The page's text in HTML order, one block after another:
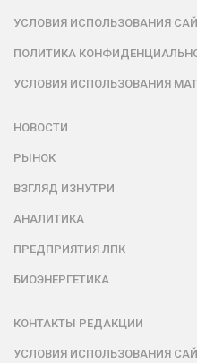
УСЛОВИЯ ИСПОЛЬЗОВАНИЯ
ПОЛИТИКА
УСЛОВИЯ ИСПОЛЬЗОВАНИЯ
НОВОСТИ
РЫНОК
ВЗГЛЯД ИЗНУТРИ
АНАЛИТИКА
ПРЕДПРИЯТИЯ ЛПК
БИОЭНЕРГЕТИКА
КОНТАКТЫ РЕДАКЦИИ
УСЛОВИЯ ИСПОЛЬЗОВАНИЯ